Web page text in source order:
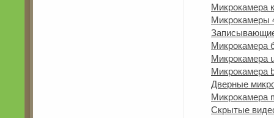
Микрокамера
Микрокамеры
Микрокамера
Микрокамера
Микрокамера
Дверные
Микрокамера
Скрытые